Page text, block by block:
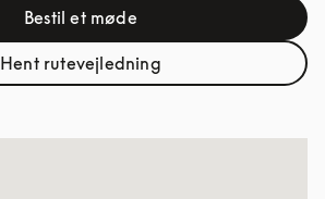
Bestil et mødeLink Opens in New Tab
Hent rutevejledningLink Opens in New Tab